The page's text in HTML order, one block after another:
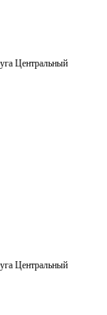
Центральный
Центральный